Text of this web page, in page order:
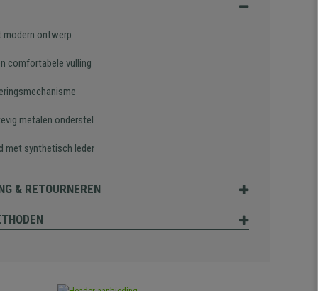
modern ontwerp
comfortabele vulling
metalen onderstel
met synthetisch leder
& RETOURNEREN